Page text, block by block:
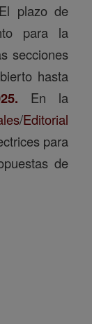
plazo de
para la
secciones
hasta
En la
/Editorial
para
de